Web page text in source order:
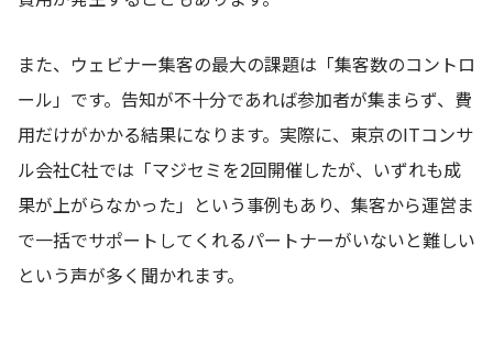
また、ウェビナー集客の最大の課題は「集客数のコントロ
ール」です。告知が不十分であれば参加者が集まらず、費
用だけがかかる結果になります。実際に、東京のITコンサ
ル会社C社では「マジセミを2回開催したが、いずれも成
果が上がらなかった」という事例もあり、集客から運営ま
で一括でサポートしてくれるパートナーがいないと難しい
という声が多く聞かれます。